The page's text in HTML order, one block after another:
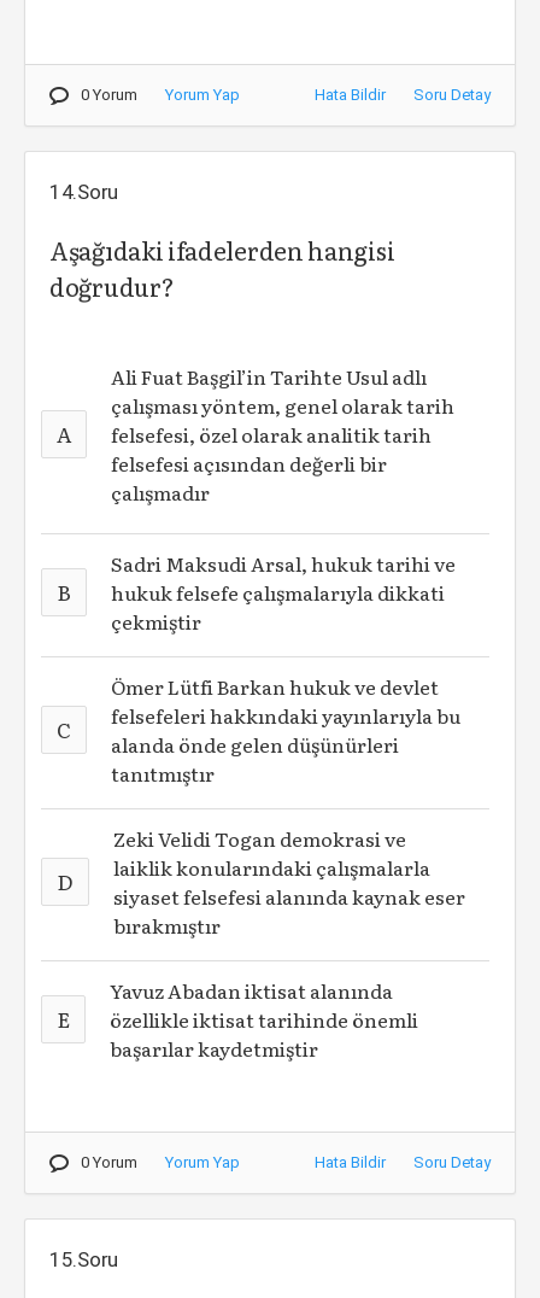
0 Yorum Yorum Yap Hata Bildir Soru Detay
14.Soru
Aşağıdaki ifadelerden hangisi
doğrudur?
A
Ali Fuat Başgil’in Tarihte Usul adlı
çalışması yöntem, genel olarak tarih
felsefesi, özel olarak analitik tarih
felsefesi açısından değerli bir
çalışmadır
B
Sadri Maksudi Arsal, hukuk tarihi ve
hukuk felsefe çalışmalarıyla dikkati
çekmiştir
C
Ömer Lütfi Barkan hukuk ve devlet
felsefeleri hakkındaki yayınlarıyla bu
alanda önde gelen düşünürleri
tanıtmıştır
D
Zeki Velidi Togan demokrasi ve
laiklik konularındaki çalışmalarla
siyaset felsefesi alanında kaynak eser
bırakmıştır
E
Yavuz Abadan iktisat alanında
özellikle iktisat tarihinde önemli
başarılar kaydetmiştir
0 Yorum Yorum Yap Hata Bildir Soru Detay
15.Soru